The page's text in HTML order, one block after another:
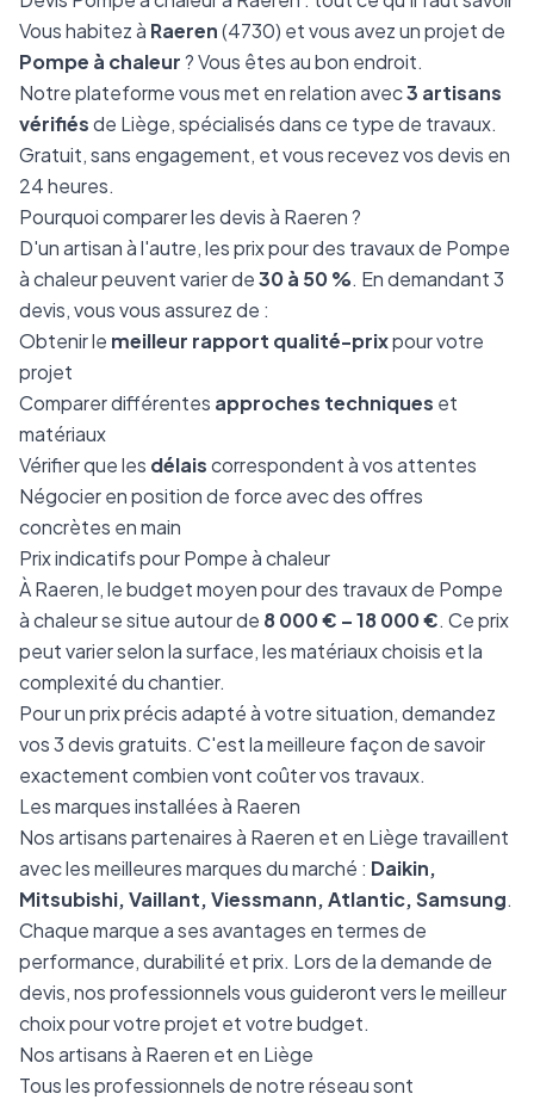
Vous habitez à Raeren(4730) et vous avez un projet de
Pompe à chaleur? Vous êtes au bon endroit.
Notre plateforme vous met en relation avec3 artisans
vérifiésde Liège, spécialisés dans ce type de travaux.
Gratuit, sans engagement, et vous recevez vos devis en
24 heures.
Pourquoi comparer les devis à Raeren ?
D'un artisan à l'autre, les prix pour des travaux de Pompe
à chaleur peuvent varier de30 à 50 %. En demandant 3
devis, vous vous assurez de :
Obtenir le meilleur rapport qualité-prixpour votre
projet
Comparer différentes approches techniques et
matériaux
Vérifier que les délaiscorrespondent à vos attentes
Négocier en position de force avec des offres
concrètes en main
Prix indicatifs pour Pompe à chaleur
À Raeren, le budget moyen pour des travaux de Pompe
à chaleur se situe autour de 8 000 € – 18 000 €. Ce prix
peut varier selon la surface, les matériaux choisis et la
complexité du chantier.
Pour un prix précis adapté à votre situation, demandez
vos 3 devis gratuits. C'est la meilleure façon de savoir
exactement combien vont coûter vos travaux.
Les marques installées à Raeren
Nos artisans partenaires à Raeren et en Liège travaillent
avec les meilleures marques du marché : Daikin,
Mitsubishi, Vaillant, Viessmann, Atlantic, Samsung.
Chaque marque a ses avantages en termes de
performance, durabilité et prix. Lors de la demande de
devis, nos professionnels vous guideront vers le meilleur
choix pour votre projet et votre budget.
Nos artisans à Raeren et en Liège
Tous les professionnels de notre réseau sont